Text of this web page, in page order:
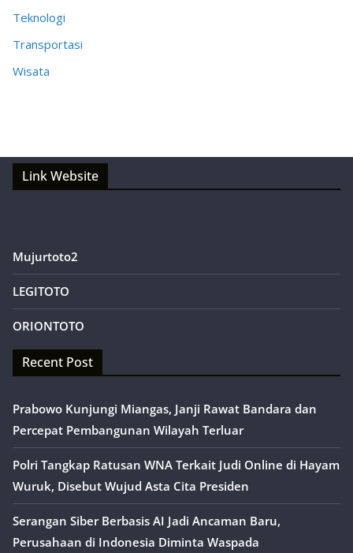
Teknologi
Transportasi
Wisata
Link Website
Mujurtoto2
LEGITOTO
ORIONTOTO
Recent Post
Prabowo Kunjungi Miangas, Janji Rawat Bandara dan
Percepat Pembangunan Wilayah Terluar
Polri Tangkap Ratusan WNA Terkait Judi Online di Hayam
Wuruk, Disebut Wujud Asta Cita Presiden
Serangan Siber Berbasis AI Jadi Ancaman Baru,
Perusahaan di Indonesia Diminta Waspada